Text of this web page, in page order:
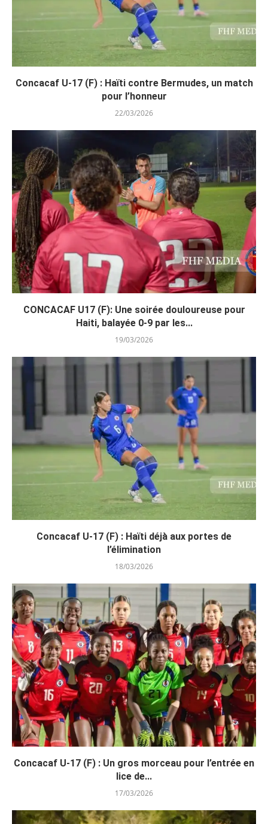
Concacaf U-17 (F) : Haïti contre Bermudes, un match
pour l’honneur
22/03/2026
CONCACAF U17 (F): Une soirée douloureuse pour
Haiti, balayée 0-9 par les...
19/03/2026
Concacaf U-17 (F) : Haïti déjà aux portes de
l’élimination
18/03/2026
Concacaf U-17 (F) : Un gros morceau pour l’entrée en
lice de...
17/03/2026